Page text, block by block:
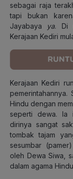
sebagai raja
tapi bukan
Jayabaya ya. Di
Kerajaan Kediri
Kerajaan Kediri
pemerintahannya.
Hindu dengan
seperti dewa. Ia
dirinya sangat
tombak tajam
sesumbar
oleh Dewa Siwa,
dalam agama